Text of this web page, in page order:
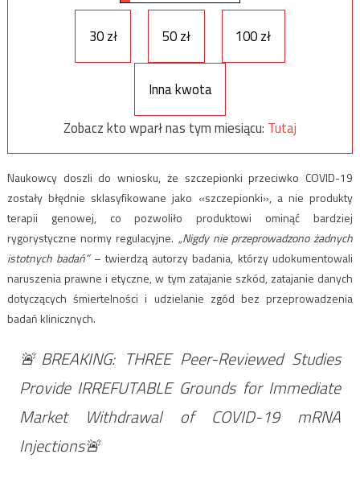
30 zł 50 zł 100 zł
Inna kwota
Zobacz kto wparł nas tym miesiącu: Tutaj
Naukowcy doszli do wniosku, że szczepionki przeciwko COVID-19
zostały błędnie sklasyfikowane jako «szczepionki», a nie produkty
terapii genowej, co pozwoliło produktowi ominąć bardziej
rygorystyczne normy regulacyjne. „Nigdy nie przeprowadzono żadnych
istotnych badań”– twierdzą autorzy badania, którzy udokumentowali
naruszenia prawne i etyczne, w tym zatajanie szkód, zatajanie danych
dotyczących śmiertelności i udzielanie zgód bez przeprowadzenia
badań klinicznych.
🚨BREAKING: THREE Peer-Reviewed Studies
Provide IRREFUTABLE Grounds for Immediate
Market Withdrawal of COVID-19 mRNA
Injections🚨